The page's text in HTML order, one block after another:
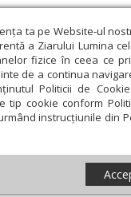
ta pe Website-ul
a Ziarului Lumina
fizice în ceea ce
de a continua
Politicii de
tip cookie conform
instrucțiunile din
In
Opinii